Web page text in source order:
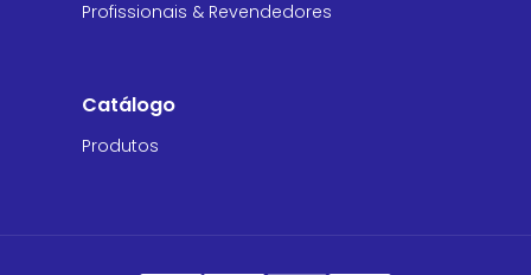
Profissionais & Revendedores
Catálogo
Produtos